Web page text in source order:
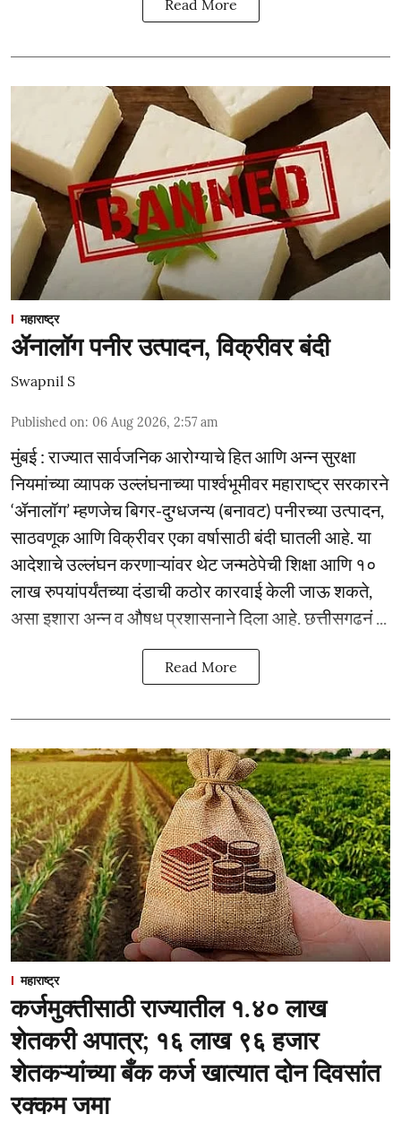
Read More
महाराष्ट्र
ॲनालॉग पनीर उत्पादन, विक्रीवर बंदी
Swapnil S
Published on: 06 Aug 2026, 2:57 am
मुंबई : राज्यात सार्वजनिक आरोग्याचे हित आणि अन्न सुरक्षा
नियमांच्या व्यापक उल्लंघनाच्या पार्श्वभूमीवर महाराष्ट्र सरकारने
‘ॲनालॉग’ म्हणजेच बिगर-दुग्धजन्य (बनावट) पनीरच्या उत्पादन,
साठवणूक आणि विक्रीवर एका वर्षासाठी बंदी घातली आहे. या
आदेशाचे उल्लंघन करणाऱ्यांवर थेट जन्मठेपेची शिक्षा आणि १०
लाख रुपयांपर्यंतच्या दंडाची कठोर कारवाई केली जाऊ शकते,
असा इशारा अन्न व औषध प्रशासनाने दिला आहे. छत्तीसगढनं ...
Read More
महाराष्ट्र
कर्जमुक्तीसाठी राज्यातील १.४० लाख
शेतकरी अपात्र; १६ लाख ९६ हजार
शेतकऱ्यांच्या बँक कर्ज खात्यात दोन दिवसांत
रक्कम जमा